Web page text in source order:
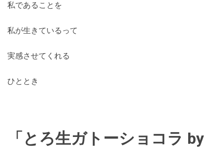
私であることを
私が生きているって
実感させてくれる
ひととき
「とろ生ガトーショコラ by